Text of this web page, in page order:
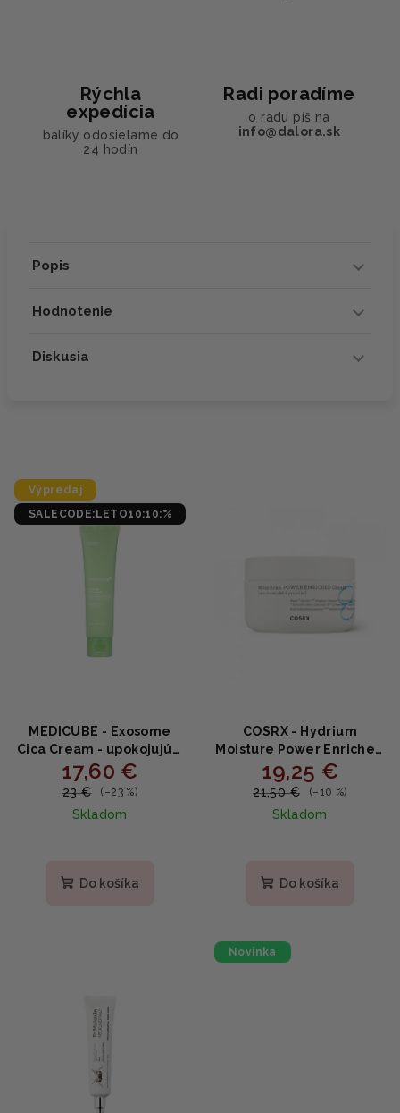
Rýchla
expedícia
balíky odosielame do
24 hodín
Radi poradíme
o radu píš na
info@dalora.sk
Popis
Hodnotenie
Diskusia
Výpredaj
SALECODE:LETO10:10:%
MEDICUBE - Exosome
Cica Cream - upokojujúci
krém s exozómami a
centellou 50ml
17,60 €
23 € (–23 %)
Skladom
Do košíka
COSRX - Hydrium
Moisture Power Enriched
Cream - Intenzívne
hydratačný krém s
ceramidmi a propolisom
50ml
19,25 €
21,50 € (–10 %)
Skladom
Do košíka
Novinka